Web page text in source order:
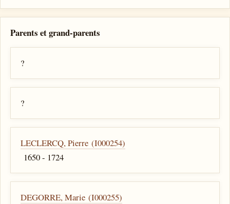
Parents et grand-parents
?
?
LECLERCQ, Pierre (I000254)
1650 - 1724
DEGORRE, Marie (I000255)